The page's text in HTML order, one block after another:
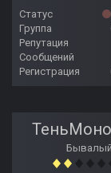
Статус
Группа
Репутация
Сообщений
Регистрация
Бывалый